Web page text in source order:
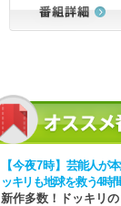
【今夜7時】 芸能人が
ッキリも地球を救う4時
新作多数！ドッキリ